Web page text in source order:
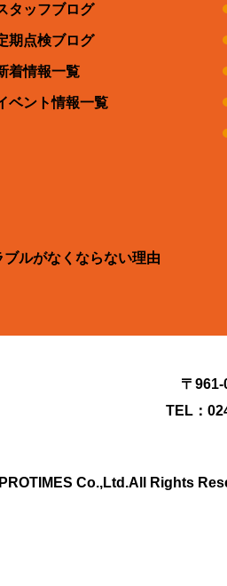
タッフブログ
期点検ブログ
着情報一覧
ベント情報一覧
ルがなくならない理由
〒
TEL：
Co.,Ltd.All Rights